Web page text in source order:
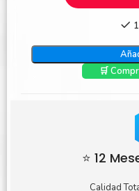
🛒
⭐ 12
Calidad